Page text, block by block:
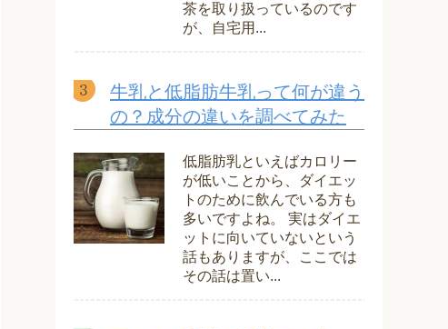
茶を取り扱っているのです
が、自宅用...
牛乳と低脂肪牛乳って何が違う
の？成分の違いを調べてみた
低脂肪乳といえばカロリー
が低いことから、ダイエッ
トのために飲んでいる方も
多いですよね。 実はダイエ
ットに向いていないという
話もありますが、ここでは
その話は置い...